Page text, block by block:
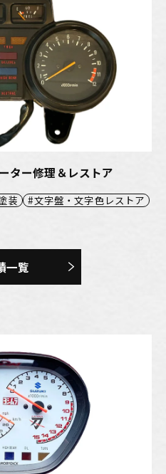
ター修理＆レストア
装
文字盤・文字色レストア
一覧